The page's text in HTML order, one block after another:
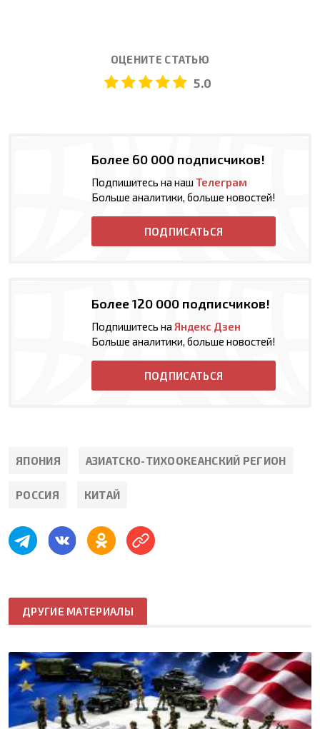
ОЦЕНИТЕ СТАТЬЮ
5.0
Более 60 000 подписчиков!
Подпишитесь на наш Телеграм
Больше аналитики, больше новостей!
ПОДПИСАТЬСЯ
Более 120 000 подписчиков!
Подпишитесь на Яндекс Дзен
Больше аналитики, больше новостей!
ПОДПИСАТЬСЯ
ЯПОНИЯ АЗИАТСКО-ТИХООКЕАНСКИЙ РЕГИОН
РОССИЯ КИТАЙ
ДРУГИЕ МАТЕРИАЛЫ